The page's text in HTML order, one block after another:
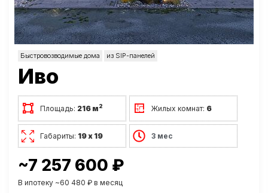
Быстровозводимые дома из SIP-панелей
Иво
Площадь: 216 м2 Жилых комнат: 6
Габариты: 19 х 19 3 мес
~7 257 600 ₽
В ипотеку ~60 480 ₽ в месяц